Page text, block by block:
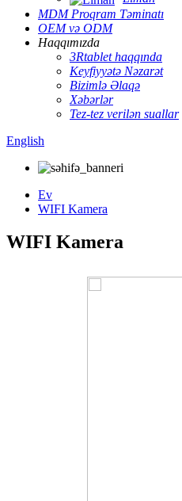
MDM Proqram Təminatı
OEM və ODM
Haqqımızda
3Rtablet haqqında
Keyfiyyətə Nəzarət
Bizimlə Əlaqə
Xəbərlər
Tez-tez verilən suallar
English
Ev
WIFI Kamera
WIFI Kamera